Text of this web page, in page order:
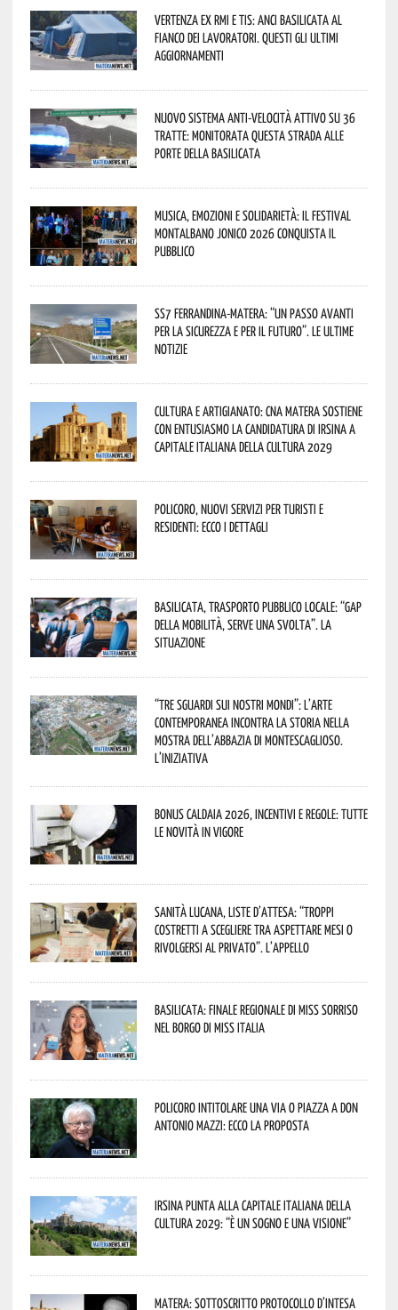
Vertenza ex RMI e TIS: ANCI Basilicata al
fianco dei lavoratori. Questi gli ultimi
aggiornamenti
Nuovo sistema anti-velocità attivo su 36
tratte: monitorata questa strada alle
porte della Basilicata
Musica, emozioni e solidarietà: il Festival
Montalbano Jonico 2026 conquista il
pubblico
SS7 Ferrandina-Matera: “Un passo avanti
per la sicurezza e per il futuro”. Le ultime
notizie
Cultura e Artigianato: CNA Matera sostiene
con entusiasmo la candidatura di Irsina a
Capitale Italiana della Cultura 2029
Policoro, nuovi servizi per turisti e
residenti: ecco i dettagli
Basilicata, trasporto pubblico locale: “Gap
della mobilità, serve una svolta”. La
situazione
“Tre Sguardi sui Nostri Mondi”: l’arte
contemporanea incontra la storia nella
mostra dell’Abbazia di Montescaglioso.
L’iniziativa
Bonus caldaia 2026, incentivi e regole: tutte
le novità in vigore
Sanità lucana, liste d’attesa: “Troppi
costretti a scegliere tra aspettare mesi o
rivolgersi al privato”. L’appello
Basilicata: finale regionale di Miss Sorriso
nel borgo di Miss Italia
Policoro intitolare una via o piazza a don
Antonio Mazzi: ecco la proposta
Irsina punta alla Capitale italiana della
Cultura 2029: “È un sogno e una visione”
Matera: sottoscritto protocollo d’intesa